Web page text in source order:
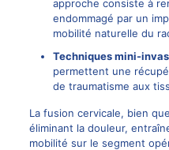
approche consiste à
endommagé par un
mobilité naturelle du
Techniques mini-
permettent une
de traumatisme aux
La fusion cervicale, bien
éliminant la douleur,
mobilité sur le segment